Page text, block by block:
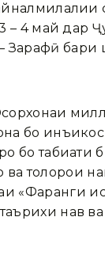
– 4 май дар
бо
бо
толорҳои
«Фарҳанги
нав ва